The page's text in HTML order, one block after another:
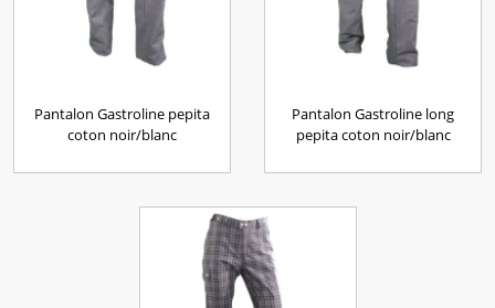
Pantalon Gastroline pepita
coton noir/blanc
Pantalon Gastroline long
pepita coton noir/blanc